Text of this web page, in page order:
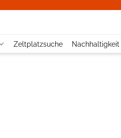
Zeltplatzsuche Nachhaltigkeit